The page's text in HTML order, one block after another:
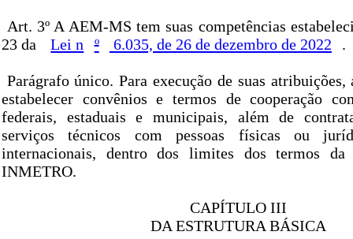
Art. 3º A AEM-MS tem suas competências
23 da
Lei n º 6.035, de 26 de dezembro de 2022 .
Parágrafo único. Para execução de suas
estabelecer convênios e termos de cooperação
federais, estaduais e municipais, além de
serviços técnicos com pessoas físicas ou
internacionais, dentro dos limites dos termos da
INMETRO.
CAPÍTULO III
DA ESTRUTURA BÁSICA